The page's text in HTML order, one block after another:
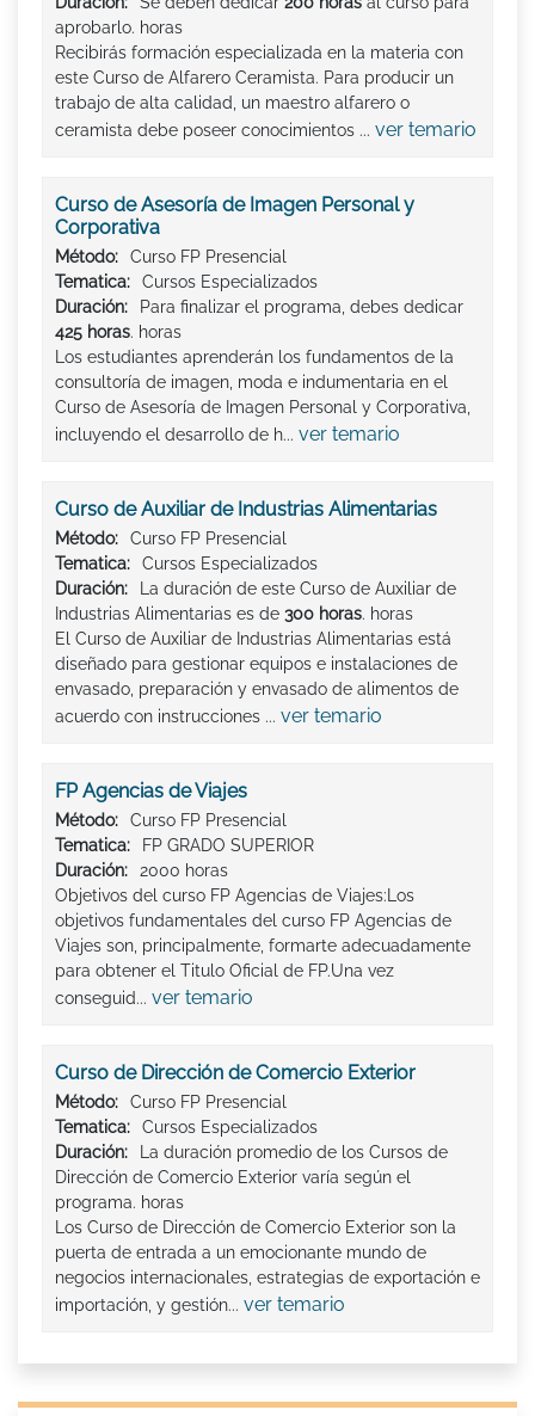
aprobarlo. horas
Recibirás formación especializada en la materia con
este Curso de Alfarero Ceramista. Para producir un
trabajo de alta calidad, un maestro alfarero o
ceramista debe poseer conocimientos ... ver temario
Curso de Asesoría de Imagen Personal y
Corporativa
Método:
Curso FP Presencial
Tematica:
Cursos Especializados
Duración:
Para finalizar el programa, debes dedicar
425 horas. horas
Los estudiantes aprenderán los fundamentos de la
consultoría de imagen, moda e indumentaria en el
Curso de Asesoría de Imagen Personal y Corporativa,
incluyendo el desarrollo de h... ver temario
Curso de Auxiliar de Industrias Alimentarias
Método:
Curso FP Presencial
Tematica:
Cursos Especializados
Duración:
La duración de este Curso de Auxiliar de
Industrias Alimentarias es de 300 horas. horas
El Curso de Auxiliar de Industrias Alimentarias está
diseñado para gestionar equipos e instalaciones de
envasado, preparación y envasado de alimentos de
acuerdo con instrucciones ... ver temario
FP Agencias de Viajes
Método:
Curso FP Presencial
Tematica:
FP GRADO SUPERIOR
Duración:
2000 horas
Objetivos del curso FP Agencias de Viajes:Los
objetivos fundamentales del curso FP Agencias de
Viajes son, principalmente, formarte adecuadamente
para obtener el Titulo Oficial de FP.Una vez
conseguid... ver temario
Curso de Dirección de Comercio Exterior
Método:
Curso FP Presencial
Tematica:
Cursos Especializados
Duración:
La duración promedio de los Cursos de
Dirección de Comercio Exterior varía según el
programa. horas
Los Curso de Dirección de Comercio Exterior son la
puerta de entrada a un emocionante mundo de
negocios internacionales, estrategias de exportación e
importación, y gestión... ver temario